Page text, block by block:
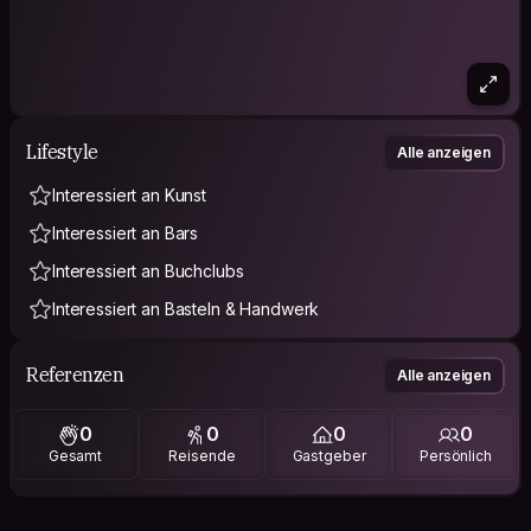
Lifestyle Alle anzeigen
Interessiert an Kunst
Interessiert an Bars
Interessiert an Buchclubs
Interessiert an Basteln & Handwerk
Referenzen Alle anzeigen
0
Gesamt
0
Reisende
0
Gastgeber
0
Persönlich